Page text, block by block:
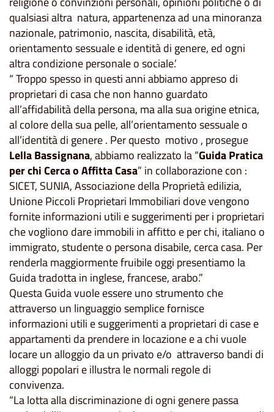
qualsiasi altra natura, appartenenza ad una minoranza
nazionale, patrimonio, nascita, disabilità, età,
orientamento sessuale e identità di genere, ed ogni
altra condizione personale o sociale.’
“ Troppo spesso in questi anni abbiamo appreso di
proprietari di casa che non hanno guardato
all’affidabilità della persona, ma alla sua origine etnica,
al colore della sua pelle, all’orientamento sessuale o
all’identità di genere . Per questo motivo , prosegue
Lella Bassignana, abbiamo realizzato la “Guida Pratica
per chi Cerca o Affitta Casa” in collaborazione con :
SICET, SUNIA, Associazione della Proprietà edilizia,
Unione Piccoli Proprietari Immobiliari dove vengono
fornite informazioni utili e suggerimenti per i proprietari
che vogliono dare immobili in affitto e per chi, italiano o
immigrato, studente o persona disabile, cerca casa. Per
renderla maggiormente fruibile oggi presentiamo la
Guida tradotta in inglese, francese, arabo.”
Questa Guida vuole essere uno strumento che
attraverso un linguaggio semplice fornisce
informazioni utili e suggerimenti a proprietari di case e
appartamenti da prendere in locazione e a chi vuole
locare un alloggio da un privato e/o attraverso bandi di
alloggi popolari e illustra le normali regole di
convivenza.
“La lotta alla discriminazione di ogni genere passa